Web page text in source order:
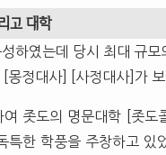
고 대학
하였는데 당시 최대 규
몽정대사] [사정대사]가
좃도의 명문대학 [좃
특한 학풍을 주창하고